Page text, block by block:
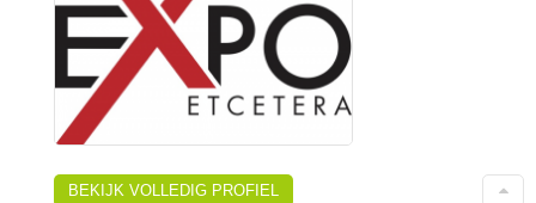
BEKIJK VOLLEDIG PROFIEL